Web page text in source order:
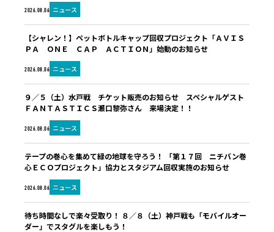
2026.08.06 ニュース
2026.08.06 ニュース
【シャレン！】ペットボトルキャップ回収プロジェクト「ＡＶＩＳ
ＰＡ ＯＮＥ ＣＡＰ ＡＣＴＩＯＮ」始動のお知らせ
2026.08.06 ニュース
９／５（土）水戸戦 チケット販売のお知らせ スペシャルゲスト
ＦＡＮＴＡＳＴＩＣＳ瀬口黎弥さん 来場決定！！
2026.08.06 ニュース
テープの巻心を集めて緑の地球を守ろう！ 「第１７回 ニチバン巻
心ＥＣＯプロジェクト」協力とスタジアム回収実施のお知らせ
待ち時間なしで楽々受取り！ ８／８（土）神戸戦も「モバイルオー
ダー」でスタグルを楽しもう！